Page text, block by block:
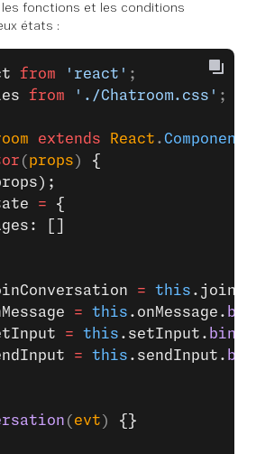
fonctions et les conditions
états :
from 'react' ;
from './Chatroom.css' ;
extends React .Component
( props ) {
= {
[]
= this
= this .onMessage.
= this .setInput. bind
= this .sendInput.
( evt ) {}